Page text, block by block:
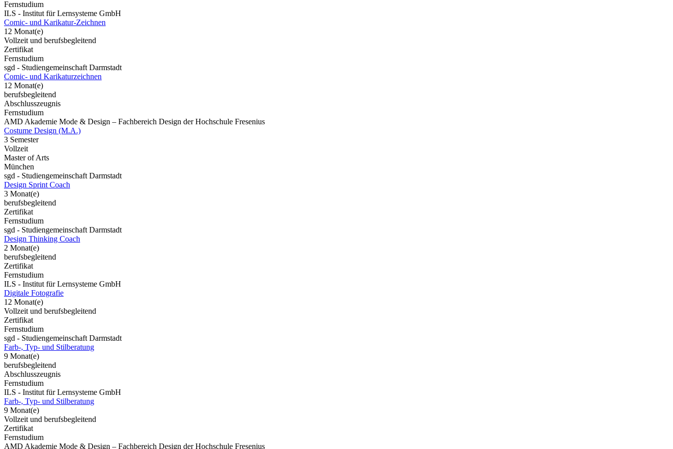
Fernstudium
ILS - Institut für Lernsysteme GmbH
Comic- und Karikatur-Zeichnen
12 Monat(e)
Vollzeit und berufsbegleitend
Zertifikat
Fernstudium
sgd - Studiengemeinschaft Darmstadt
Comic- und Karikaturzeichnen
12 Monat(e)
berufsbegleitend
Abschlusszeugnis
Fernstudium
AMD Akademie Mode & Design – Fachbereich Design der Hochschule Fresenius
Costume Design (M.A.)
3 Semester
Vollzeit
Master of Arts
München
sgd - Studiengemeinschaft Darmstadt
Design Sprint Coach
3 Monat(e)
berufsbegleitend
Zertifikat
Fernstudium
sgd - Studiengemeinschaft Darmstadt
Design Thinking Coach
2 Monat(e)
berufsbegleitend
Zertifikat
Fernstudium
ILS - Institut für Lernsysteme GmbH
Digitale Fotografie
12 Monat(e)
Vollzeit und berufsbegleitend
Zertifikat
Fernstudium
sgd - Studiengemeinschaft Darmstadt
Farb-, Typ- und Stilberatung
9 Monat(e)
berufsbegleitend
Abschlusszeugnis
Fernstudium
ILS - Institut für Lernsysteme GmbH
Farb-, Typ- und Stilberatung
9 Monat(e)
Vollzeit und berufsbegleitend
Zertifikat
Fernstudium
AMD Akademie Mode & Design – Fachbereich Design der Hochschule Fresenius